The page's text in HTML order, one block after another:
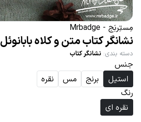
مِستِربَج - Mrbadge
نشانگر کتاب متن و کلاه بابانوئل
دسته بندی: نشانگر کتاب
جنس
استیل
برنج مس
نقره
رنگ
نقره ای